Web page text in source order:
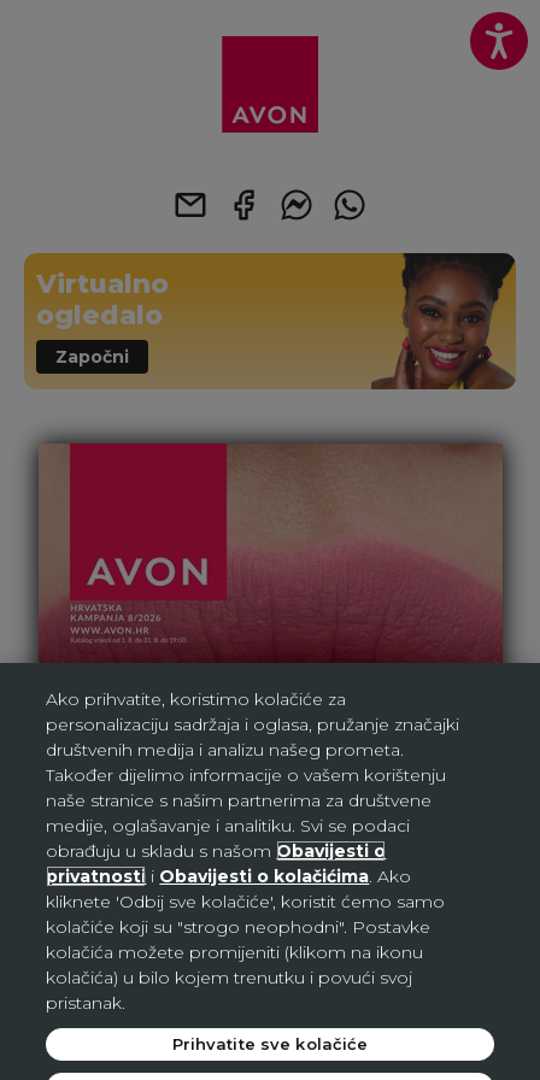
Virtualno
ogledalo
Započni
Ako prihvatite, koristimo kolačiće za
personalizaciju sadržaja i oglasa, pružanje značajki
društvenih medija i analizu našeg prometa.
Također dijelimo informacije o vašem korištenju
naše stranice s našim partnerima za društvene
medije, oglašavanje i analitiku. Svi se podaci
obrađuju u skladu s našom Obavijesti o
privatnosti i Obavijesti o kolačićima. Ako
kliknete 'Odbij sve kolačiće', koristit ćemo samo
kolačiće koji su "strogo neophodni". Postavke
kolačića možete promijeniti (klikom na ikonu
kolačića) u bilo kojem trenutku i povući svoj
pristanak.
Prihvatite sve kolačiće